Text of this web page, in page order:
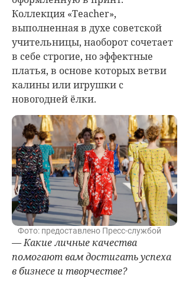
Коллекция «Teacher»,
выполненная в духе советской
учительницы, наоборот сочетает
в себе строгие, но эффектные
платья, в основе которых ветви
калины или игрушки с
новогодней ёлки.
Фото: предоставлено Пресс-службой
— Какие личные качества
помогают вам достигать успеха
в бизнесе и творчестве?